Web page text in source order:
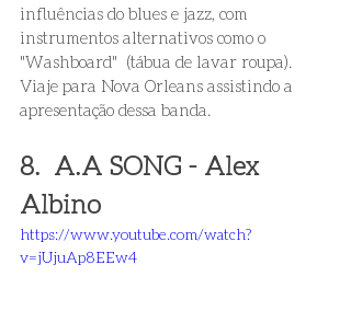
influências do blues e jazz, com
instrumentos alternativos como o
"Washboard"  (tábua de lavar roupa).
Viaje para Nova Orleans assistindo a
apresentação dessa banda.
8.  A.A SONG - Alex
Albino
https://www.youtube.com/watch?
v=jUjuAp8EEw4